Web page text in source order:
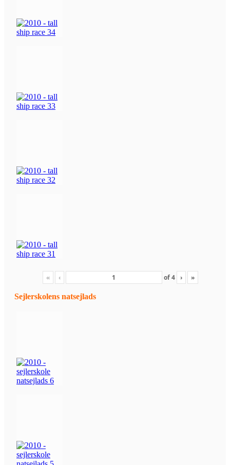
« ‹ of4 › »
Sejlerskolens natsejlads